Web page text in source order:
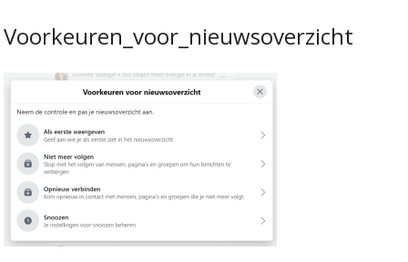
Voorkeuren_voor_nieuwsoverzicht